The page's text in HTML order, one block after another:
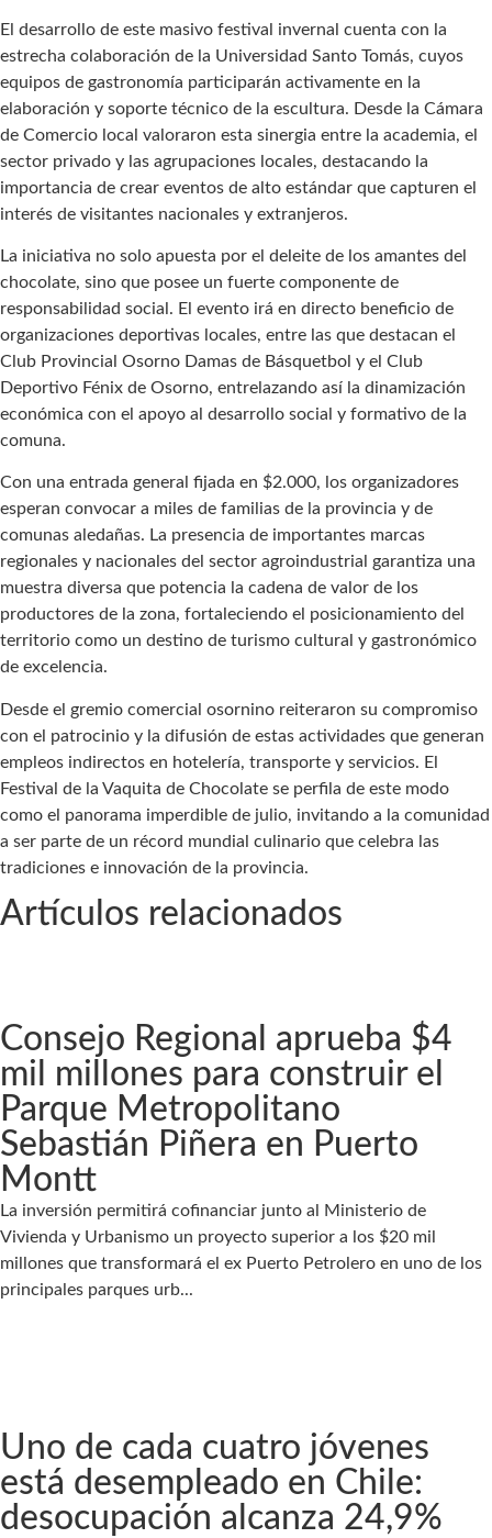
El desarrollo de este masivo festival invernal cuenta con la
estrecha colaboración de la Universidad Santo Tomás, cuyos
equipos de gastronomía participarán activamente en la
elaboración y soporte técnico de la escultura. Desde la Cámara
de Comercio local valoraron esta sinergia entre la academia, el
sector privado y las agrupaciones locales, destacando la
importancia de crear eventos de alto estándar que capturen el
interés de visitantes nacionales y extranjeros.
La iniciativa no solo apuesta por el deleite de los amantes del
chocolate, sino que posee un fuerte componente de
responsabilidad social. El evento irá en directo beneficio de
organizaciones deportivas locales, entre las que destacan el
Club Provincial Osorno Damas de Básquetbol y el Club
Deportivo Fénix de Osorno, entrelazando así la dinamización
económica con el apoyo al desarrollo social y formativo de la
comuna.
Con una entrada general fijada en $2.000, los organizadores
esperan convocar a miles de familias de la provincia y de
comunas aledañas. La presencia de importantes marcas
regionales y nacionales del sector agroindustrial garantiza una
muestra diversa que potencia la cadena de valor de los
productores de la zona, fortaleciendo el posicionamiento del
territorio como un destino de turismo cultural y gastronómico
de excelencia.
Desde el gremio comercial osornino reiteraron su compromiso
con el patrocinio y la difusión de estas actividades que generan
empleos indirectos en hotelería, transporte y servicios. El
Festival de la Vaquita de Chocolate se perfila de este modo
como el panorama imperdible de julio, invitando a la comunidad
a ser parte de un récord mundial culinario que celebra las
tradiciones e innovación de la provincia.
Artículos relacionados
Consejo Regional aprueba $4
mil millones para construir el
Parque Metropolitano
Sebastián Piñera en Puerto
Montt
La inversión permitirá cofinanciar junto al Ministerio de
Vivienda y Urbanismo un proyecto superior a los $20 mil
millones que transformará el ex Puerto Petrolero en uno de los
principales parques urb...
Uno de cada cuatro jóvenes
está desempleado en Chile:
desocupación alcanza 24,9%